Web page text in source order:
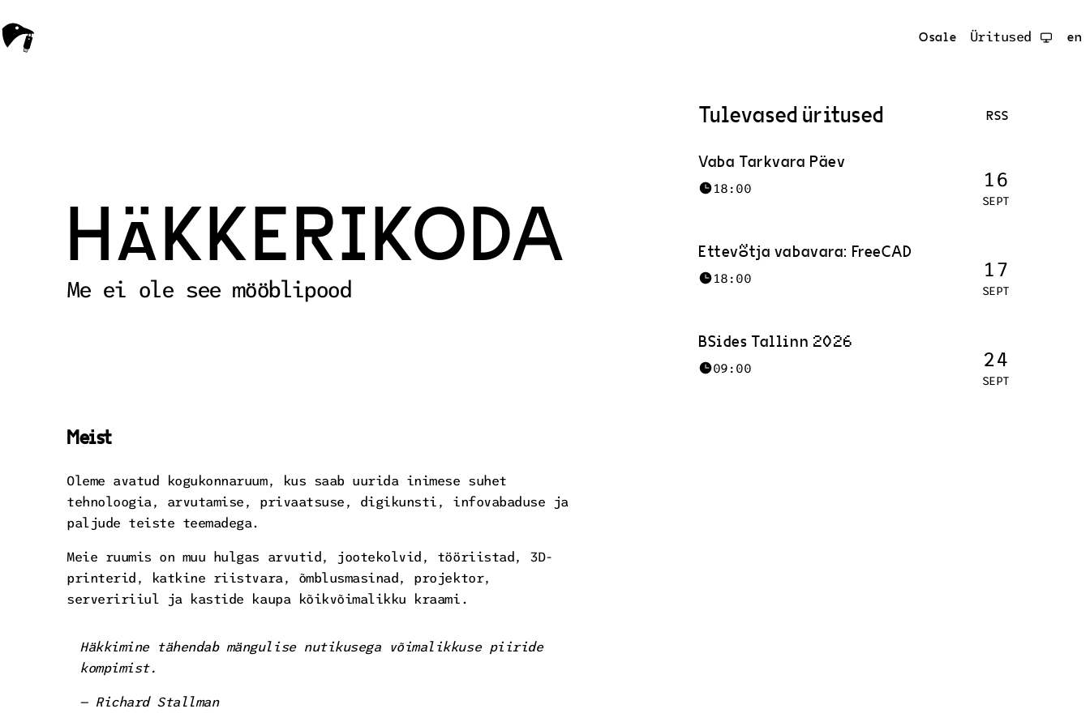
Osale Üritused en
HÄKKERIKODA
Me ei ole see mööblipood
Tulevased üritused RSS
Vaba Tarkvara Päev
18:00 16
SEPT
Ettevõtja vabavara: FreeCAD
18:00 17
SEPT
BSides Tallinn 2026
09:00 24
SEPT
Meist
Oleme avatud kogukonnaruum, kus saab uurida inimese suhet
tehnoloogia, arvutamise, privaatsuse, digikunsti, infovabaduse ja
paljude teiste teemadega.
Meie ruumis on muu hulgas arvutid, jootekolvid, tööriistad, 3D-
printerid, katkine riistvara, õmblusmasinad, projektor,
serveririiul ja kastide kaupa kõikvõimalikku kraami.
Häkkimine tähendab mängulise nutikusega võimalikkuse piiride
kompimist.
— Richard Stallman